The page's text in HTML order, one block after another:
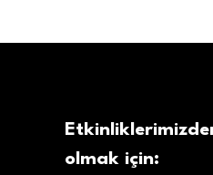
olmak için: